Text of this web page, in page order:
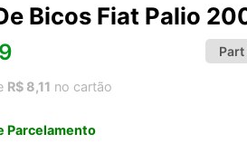
Bicos Fiat Palio
R$ 8,11 no cartão
Parcelamento